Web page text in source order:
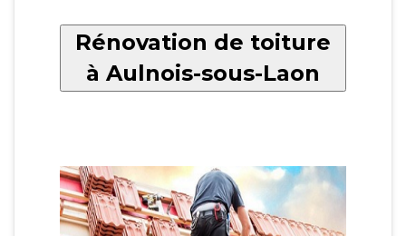
Rénovation de toiture
à Aulnois-sous-Laon